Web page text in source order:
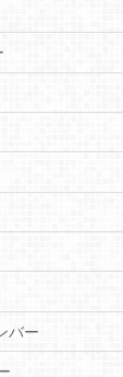
や絵師、年齢
サー